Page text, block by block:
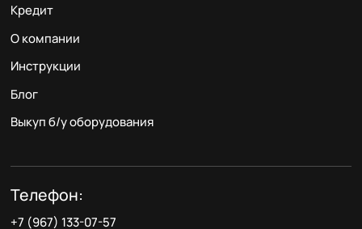
Кредит
О компании
Инструкции
Блог
Выкуп б/у оборудования
Телефон:
+7 (967) 133-07-57